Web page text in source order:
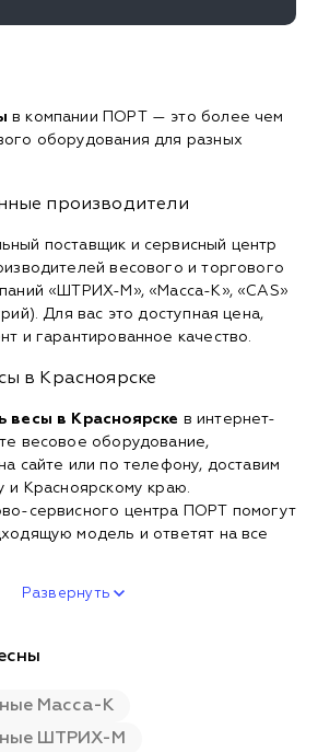
в компании ПОРТ — это более чем
оборудования для разных
производители
поставщик и сервисный центр
весового и торгового
«ШТРИХ-М», «Масса-К», «CAS»
Для вас это доступная цена,
и гарантированное качество.
в Красноярске
весы в Красноярске в интернет-
весовое оборудование,
сайте или по телефону, доставим
и Красноярскому краю.
сервисного центра ПОРТ помогут
модель и ответят на все
Развернуть
Масса-К
ШТРИХ-М